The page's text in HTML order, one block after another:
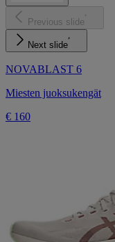
Previous slide
Next slide
NOVABLAST 6
Miesten juoksukengät
€ 160